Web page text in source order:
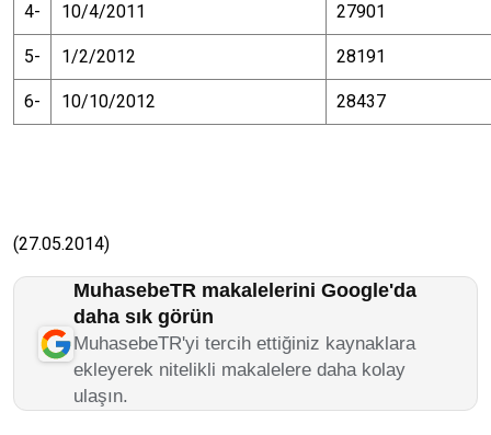
4- 10/4/2011 27901
5- 1/2/2012 28191
6- 10/10/2012 28437
(27.05.2014)
MuhasebeTR makalelerini Google'da
daha sık görün
MuhasebeTR'yi tercih ettiğiniz kaynaklara
ekleyerek nitelikli makalelere daha kolay
ulaşın.